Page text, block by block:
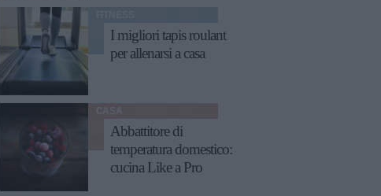
I migliori tapis roulant
per allenarsi a casa
Abbattitore di
temperatura domestico:
cucina Like a Pro